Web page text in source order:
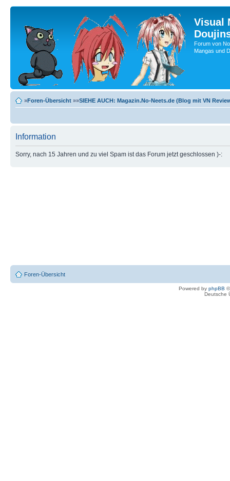
Visual
Forum von
Mangas und
»Foren-Übersicht »»SIEHE AUCH: Magazin.No-Neets.de (Blog mit VN
Information
Sorry, nach 15 Jahren und zu viel Spam ist das Forum jetzt geschlossen )-:
Foren-Übersicht
Powered by phpBB
Deutsche